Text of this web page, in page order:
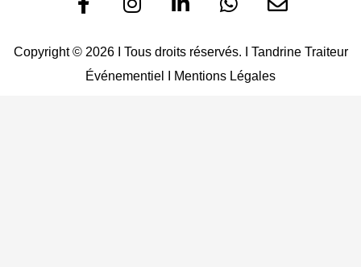
a
e
b
n
t
a
i
k
e
h
t
s
n
e
Copyright © 2026 I Tous droits réservés. I Tandrine Traiteur
Événementiel I Mentions Légales